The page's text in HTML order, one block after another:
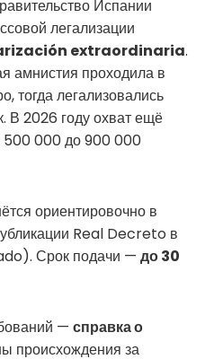
Испании
легализации
extraordinaria.
амнистия проходила в
тогда легализовались
В 2026 году охват ещё
500 000 до 900 000
ориентировочно в
Real Decreto в
Срок подачи — до 30
— справка о
происхождения за